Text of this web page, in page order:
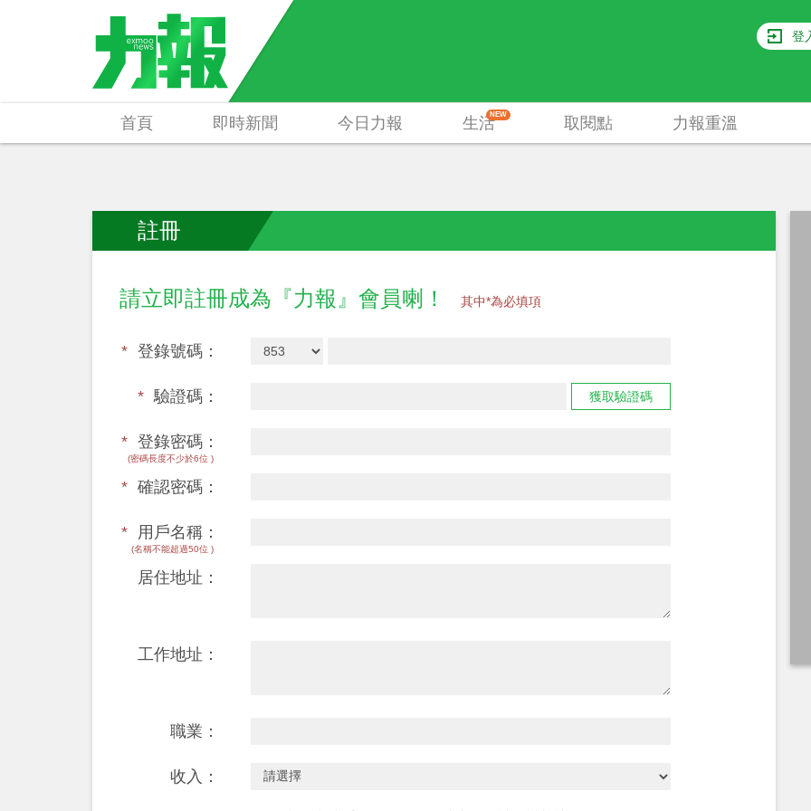
登
首頁 即時新聞 今日力報 生活NEW 取閱點 力報重溫
註冊
請立即註冊成為『力報』會員喇！ 其中*為必填項
* 登錄號碼：
* 驗證碼： 獲取驗證碼
* 登錄密碼：
(密碼長度不少於6位 )
* 確認密碼：
* 用戶名稱：
(名稱不能超過50位 )
居住地址：
工作地址：
職業：
收入：